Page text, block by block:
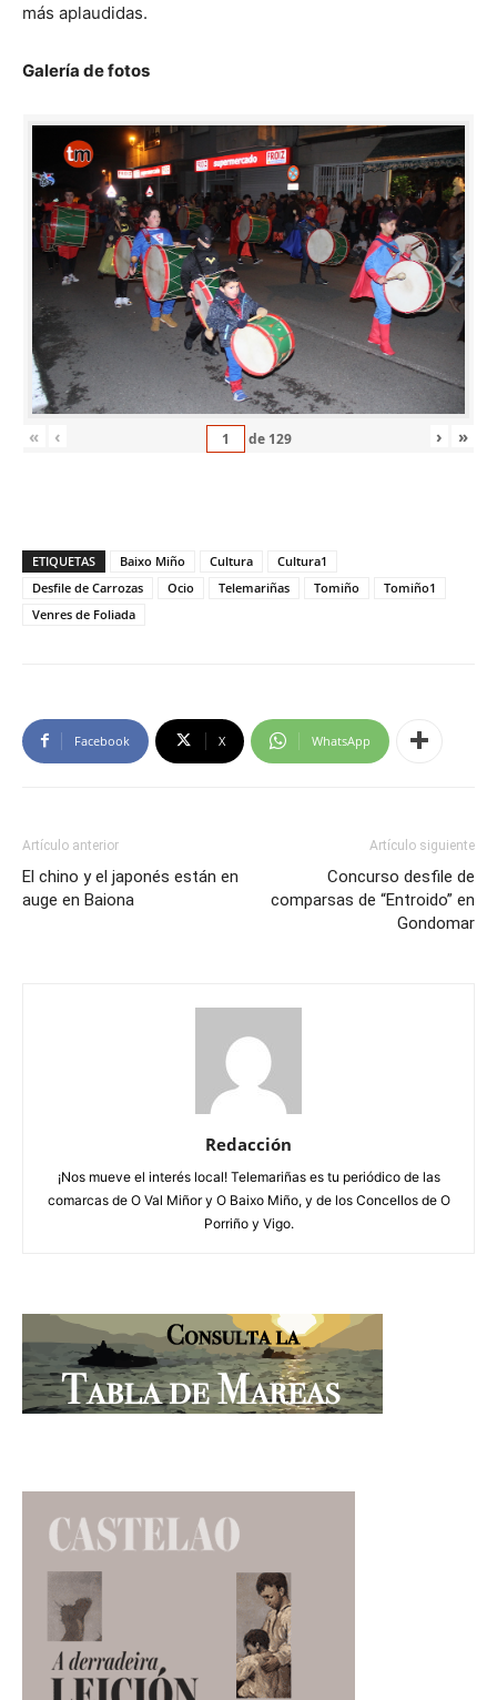
más aplaudidas.
Galería de fotos
« ‹ de 129 › »
ETIQUETAS Baixo Miño Cultura
Cultura1
Desfile de Carrozas
Ocio Telemariñas Tomiño
Tomiño1
Venres de Foliada
Facebook X WhatsApp
Artículo anterior
El chino y el japonés están en
auge en Baiona
Artículo siguiente
Concurso desfile de
comparsas de “Entroido” en
Gondomar
Redacción
¡Nos mueve el interés local! Telemariñas es tu periódico de las
comarcas de O Val Miñor y O Baixo Miño, y de los Concellos de O
Porriño y Vigo.